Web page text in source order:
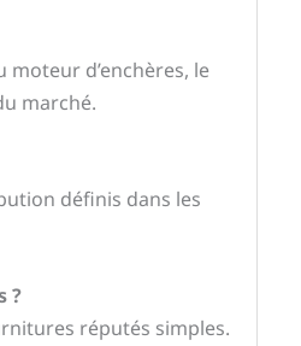
moteur d’enchères, le
marché.
définis dans les
?
réputés simples.